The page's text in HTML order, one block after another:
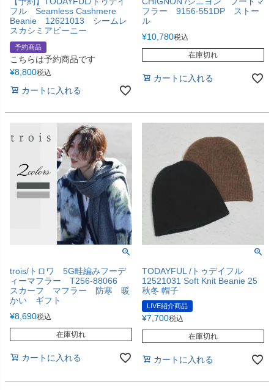
フル Seamless Cashmere
Beanie 12621013 シームレ
スカシミアビーニー
予約商品
こちらは予約商品です
¥8,800税込
カートに入れる
フラー 9156-551DP ストー
ル
¥10,780税込
在庫切れ
カートに入れる
trois/トロワ 5G畦編みフーデ
ィーマフラー T256-88066
スカーフ マフラー 防寒 暖
かい ギフト
¥8,690税込
在庫切れ
カートに入れる
TODAYFUL /トゥデイフル
12521031 Soft Knit Beanie 25
秋冬 帽子
LIVE紹介商品
¥7,700税込
在庫切れ
カートに入れる